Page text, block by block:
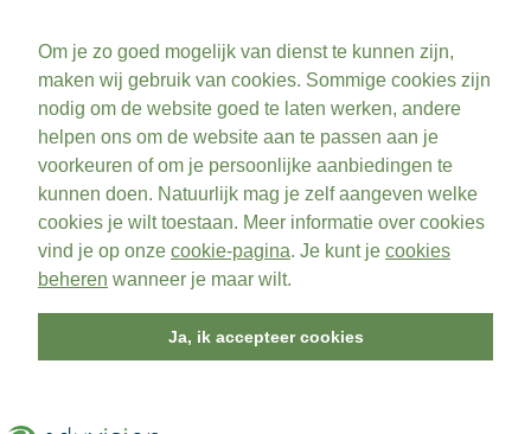
Om je zo goed mogelijk van dienst te kunnen zijn,
maken wij gebruik van cookies. Sommige cookies zijn
nodig om de website goed te laten werken, andere
helpen ons om de website aan te passen aan je
voorkeuren of om je persoonlijke aanbiedingen te
kunnen doen. Natuurlijk mag je zelf aangeven welke
cookies je wilt toestaan. Meer informatie over cookies
vind je op onze cookie-pagina. Je kunt je cookies
beheren wanneer je maar wilt.
Ja, ik accepteer cookies